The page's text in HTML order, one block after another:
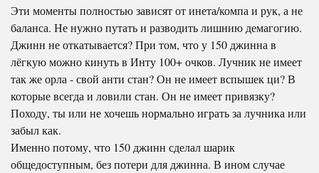
Эти моменты полностью зависят от инета/компа и рук, а не
баланса. Не нужно путать и разводить лишнию демагогию.
Джинн не откатывается? При том, что у 150 джинна в
лёгкую можно кинуть в Инту 100+ очков. Лучник не имеет
так же орла - свой анти стан? Он не имеет вспышек ци? В
которые всегда и ловили стан. Он не имеет привязку?
Походу, ты или не хочешь нормально играть за лучника или
забыл как.
Именно потому, что 150 джинн сделал шарик
общедоступным, без потери для джинна. В ином случае